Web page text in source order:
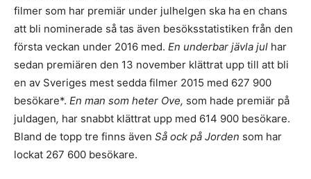
filmer som har premiär under julhelgen ska ha en chans
att bli nominerade så tas även besöksstatistiken från den
första veckan under 2016 med. En underbar jävla jul har
sedan premiären den 13 november klättrat upp till att bli
en av Sveriges mest sedda filmer 2015 med 627 900
besökare*. En man som heter Ove, som hade premiär på
juldagen, har snabbt klättrat upp med 614 900 besökare.
Bland de topp tre finns även Så ock på Jorden som har
lockat 267 600 besökare.